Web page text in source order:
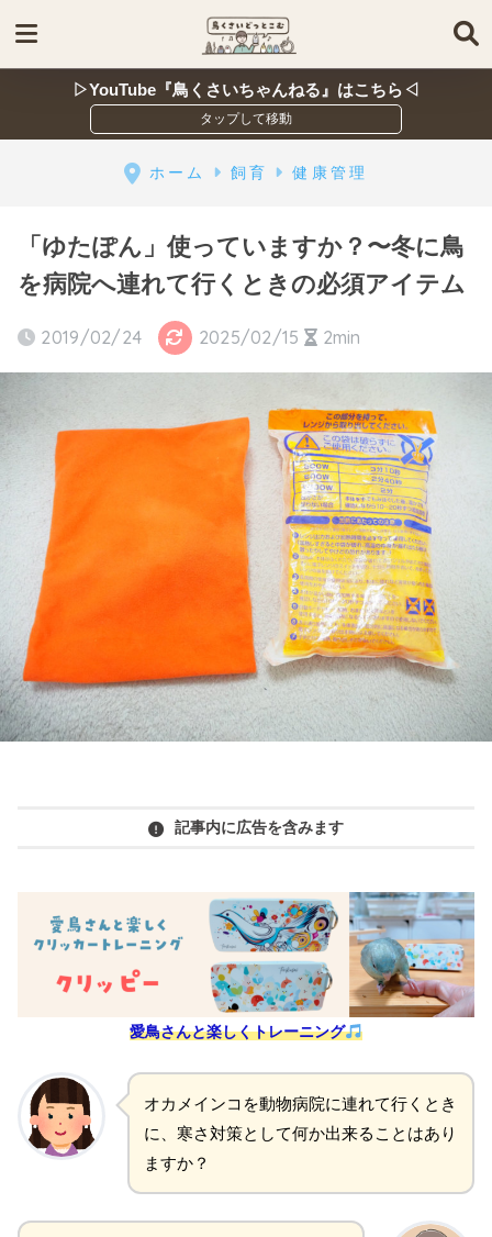
▷YouTube『鳥くさいちゃんねる』はこちら◁
ホーム 飼育 健康管理
「ゆたぽん」使っていますか？〜冬に鳥
を病院へ連れて行くときの必須アイテム
2019/02/24 2025/02/15 2min
記事内に広告を含みます
愛鳥さんと楽しくトレーニング
オカメインコを動物病院に連れて行くとき
に、寒さ対策として何か出来ることはあり
ますか？